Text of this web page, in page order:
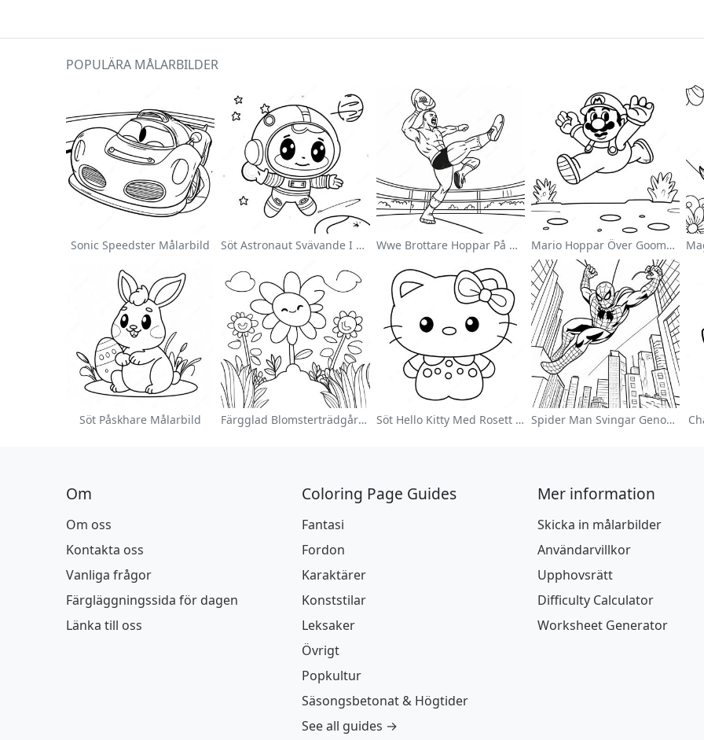
POPULÄRA MÅLARBILDER
Sonic Speedster Målarbild Söt Astronaut Svävande I Rymden Målarbild Wwe Brottare Hoppar På Motståndare Målarbild Mario Hoppar Över Goombas Målarbild
Söt Påskhare Målarbild Färgglad Blomsterträdgård Målarbild Söt Hello Kitty Med Rosett Målarbild Spider Man Svingar Genom Staden Målarbild
Om
Om oss
Kontakta oss
Vanliga frågor
Färgläggningssida för dagen
Länka till oss
Coloring Page Guides
Fantasi
Fordon
Karaktärer
Konststilar
Leksaker
Övrigt
Popkultur
Säsongsbetonat & Högtider
See all guides →
Mer information
Skicka in målarbilder
Användarvillkor
Upphovsrätt
Difficulty Calculator
Worksheet Generator